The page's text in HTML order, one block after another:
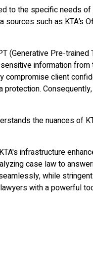
to the specific needs
sources such as
(Generative Pre-
information
client
the nuances of
infrastructure
case law to
while
with a powerful